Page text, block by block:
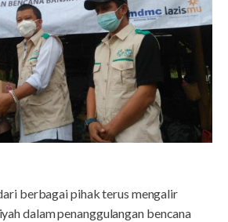
berbagai pihak terus mengalir
dalam penanggulangan bencana